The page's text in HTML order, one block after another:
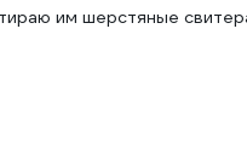
им шерстяные